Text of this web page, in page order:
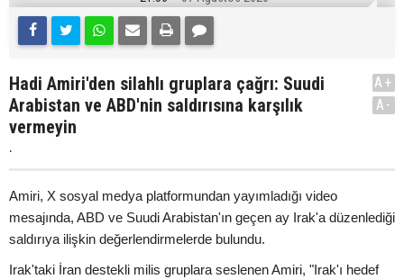
Hadi Amiri'den silahlı gruplara çağrı: Suudi
Arabistan ve ABD'nin saldırısına karşılık
vermeyin
.
A+
A-
Amiri, X sosyal medya platformundan yayımladığı video
mesajında, ABD ve Suudi Arabistan'ın geçen ay Irak'a düzenlediği
saldırıya ilişkin değerlendirmelerde bulundu.
Irak'taki İran destekli milis gruplara seslenen Amiri, "Irak'ı hedef